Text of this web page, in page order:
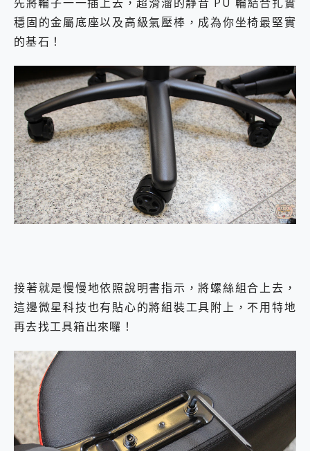
穩固的金屬底座以及高級氣壓棒，成為你坐椅最堅實
的基石！
接著就是慢慢地依照說明書指示，將螺絲組合上去，
這邊微星科技也有貼心的將組裝工具附上，不用特地
再去找工具箱出來囉！